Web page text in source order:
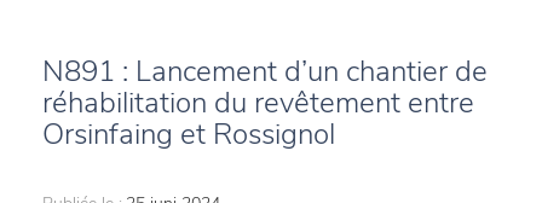
N891 : Lancement d’un chantier de
réhabilitation du revêtement entre
Orsinfaing et Rossignol